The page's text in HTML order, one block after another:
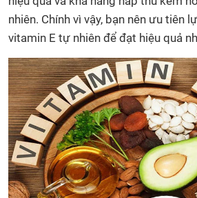
nhiên. Chính vì vậy, bạn nên ưu tiên
vitamin E tự nhiên để đạt hiệu quả